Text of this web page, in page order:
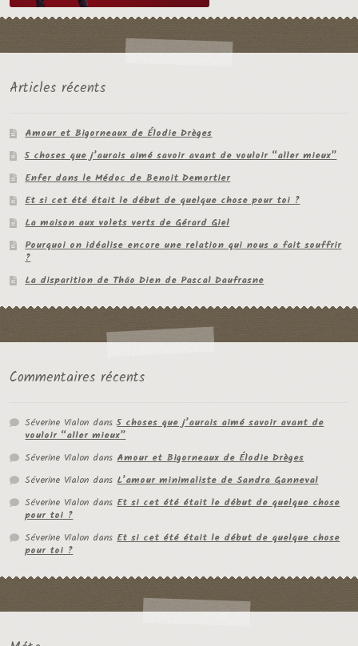
Articles récents
Amour et Bigorneaux de Élodie Drèges
5 choses que j’aurais aimé savoir avant de vouloir “aller mieux”
Enfer dans le Médoc de Benoit Demortier
Et si cet été était le début de quelque chose pour toi ?
La maison aux volets verts de Gérard Giel
Pourquoi on idéalise encore une relation qui nous a fait souffrir
?
La disparition de Thâo Dien de Pascal Daufrasne
Commentaires récents
Séverine Vialon dans5 choses que j’aurais aimé savoir avant de
vouloir “aller mieux”
Séverine Vialon dansAmour et Bigorneaux de Élodie Drèges
Séverine Vialon dansL’amour minimaliste de Sandra Ganneval
Séverine Vialon dansEt si cet été était le début de quelque chose
pour toi ?
Séverine Vialon dansEt si cet été était le début de quelque chose
pour toi ?